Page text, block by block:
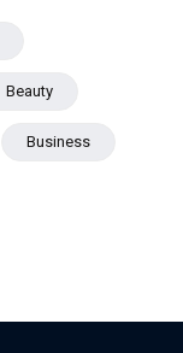
Beauty
Business